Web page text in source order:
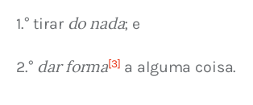
1.° tirar do nada; e
2.° dar forma[3] a alguma coisa.